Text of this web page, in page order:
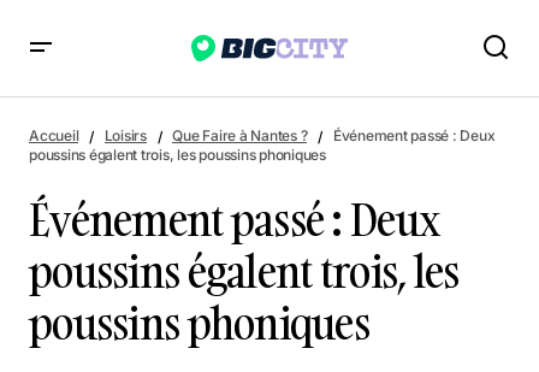
phoniques
Accueil Loisirs Que Faire à Nantes ?
Événement passé : Deux
poussins égalent trois, les poussins phoniques
Événement passé : Deux
poussins égalent trois, les
poussins phoniques